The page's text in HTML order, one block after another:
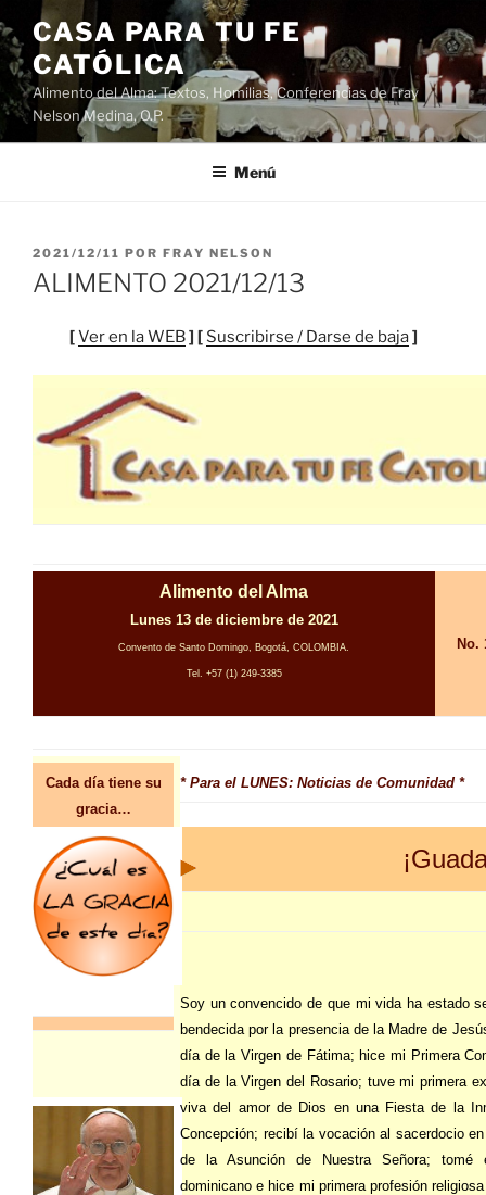
Saltar
al
contenido
CASA PARA TU FE
CATÓLICA
Alimento del Alma: Textos, Homilias, Conferencias de Fray
Nelson Medina, O.P.
Menú
PUBLICADO
EL
2021/12/11 POR FRAY NELSON
ALIMENTO 2021/12/13
[Ver en la WEB] [ Suscribirse / Darse de baja]
Alimento del Alma
Lunes 13 de diciembre de 2021
Convento de Santo Domingo, Bogotá, COLOMBIA.
Tel. +57 (1) 249-3385
No.
Cada día tiene su
gracia…
* Para el LUNES: Noticias de Comunidad *
Soy un convencido de que mi vida ha estado
bendecida por la presencia de la Madre de
día de la Virgen de Fátima; hice mi Primera
día de la Virgen del Rosario; tuve mi primera
viva del amor de Dios en una Fiesta de la
Concepción; recibí la vocación al sacerdocio
de la Asunción de Nuestra Señora; tomé
dominicano e hice mi primera profesión